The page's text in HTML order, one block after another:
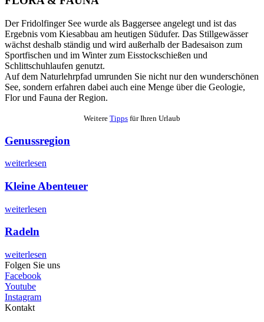
Der Fridolfinger See wurde als Baggersee angelegt und ist das
Ergebnis vom Kiesabbau am heutigen Südufer. Das Stillgewässer
wächst deshalb ständig und wird außerhalb der Badesaison zum
Sportfischen und im Winter zum Eisstockschießen und
Schlittschuhlaufen genutzt.
Auf dem Naturlehrpfad umrunden Sie nicht nur den wunderschönen
See, sondern erfahren dabei auch eine Menge über die Geologie,
Flor und Fauna der Region.
Weitere Tipps für Ihren Urlaub
Genussregion
weiterlesen
Kleine Abenteuer
weiterlesen
Radeln
weiterlesen
Folgen Sie uns
Facebook
Youtube
Instagram
Kontakt